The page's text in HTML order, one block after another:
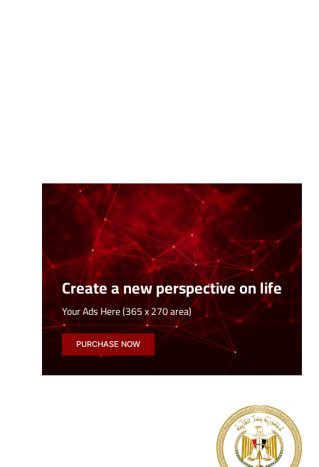
Create a new perspective on life
Your Ads Here (365 x 270 area)
PURCHASE NOW